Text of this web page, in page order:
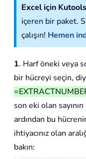
Excel için Kutools
içeren bir paket.
çalışın! Hemen
1. Harf öneki veya
bir hücreyi seçin,
son eki olan
ardından bu
ihtiyacınız olan
bakın: